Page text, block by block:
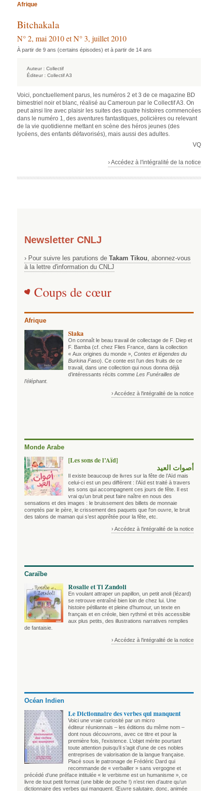
Afrique
Bitchakala
N° 2, mai 2010 et N° 3, juillet 2010
À partir de 9 ans (certains épisodes) et à partir de 14 ans
Auteur : Collectif
Éditeur : Collectif A3
Voici, ponctuellement parus, les numéros 2 et 3 de ce magazine BD
bimestriel noir et blanc, réalisé au Cameroun par le Collectif A3. On
peut ainsi lire avec plaisir les suites des quatre histoires commencées
dans le numéro 1, des aventures fantastiques, policières ou relevant
de la vie quotidienne mettant en scène des héros jeunes (des
lycéens, des enfants défavorisés), mais aussi des adultes.
VQ
› Accédez à l'intégralité de la notice
Newsletter CNLJ
› Pour suivre les parutions de Takam Tikou , abonnez-vous
à la lettre d'information du CNLJ
Coups de cœur
Afrique
Siaka
On connaît le beau travail de collectage de F. Diep et
F. Bamba (cf. chez Flies France, dans la collection
« Aux origines du monde », Contes et légendes du
Burkina Faso). Ce conte est l’un des fruits de ce
travail, dans une collection qui nous donna déjà
d’intéressants récits comme Les Funérailles de
l’éléphant.
› Accédez à l'intégralité de la notice
Monde Arabe
[Les sons de l’Aïd]
أصوات العيد
Il existe beaucoup de livres sur la fête de l’Aïd mais
celui-ci est un peu différent : l’Aïd est traité à travers
les sons qui accompagnent ces jours de fête. Il est
vrai qu’un bruit peut faire naître en nous des
sensations et des images : le bruissement des billets de monnaie
comptés par le père, le crissement des paquets que l'on ouvre, le bruit
des talons de maman qui s’est apprêtée pour la fête, etc.
› Accédez à l'intégralité de la notice
Caraïbe
Rosalie et Ti Zandoli
En voulant attraper un papillon, un petit anoli (lézard)
se retrouve entraîné bien loin de chez lui. Une
histoire pétillante et pleine d’humour, un texte en
français et en créole, bien rythmé et très accessible
aux plus petits, des illustrations narratives remplies
de fantaisie.
› Accédez à l'intégralité de la notice
Océan Indien
Le Dictionnaire des verbes qui manquent
Voici une vraie curiosité par un micro
éditeur réunionnais – les éditions du même nom –
dont nous découvrons, avec ce titre et pour la
première fois, l’existence. L’objet mérite pourtant
toute attention puisqu’il s’agit d’une de ces nobles
entreprises de valorisation de la langue française.
Placé sous le patronage de Frédéric Dard qui
recommande de « verbailler » sans vergogne et
précédé d’une préface intitulée « le verbisme est un humanisme », ce
livre de tout petit format (une bible de poche !) n’est rien d’autre qu’un
dictionnaire des verbes qui manquent. Œuvre salutaire, donc, animée